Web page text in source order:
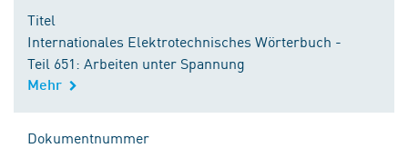
Titel
Internationales Elektrotechnisches Wörterbuch -
Teil 651: Arbeiten unter Spannung
Mehr
Dokumentnummer